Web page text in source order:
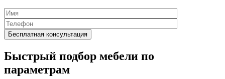
Быстрый подбор мебели по
параметрам